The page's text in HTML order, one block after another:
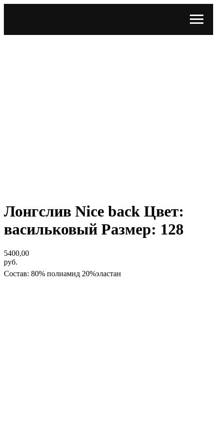
Лонгслив Nice back Цвет:
васильковый Размер: 128
5400,00
руб.
Состав: 80% полиамид 20%эластан